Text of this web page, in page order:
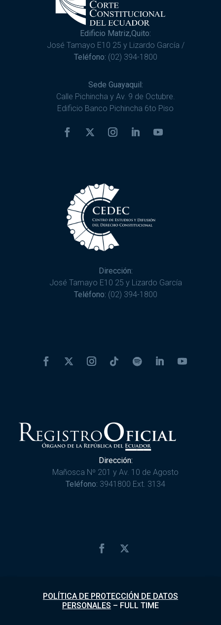
Edificio Matriz,Quito:
José Tamayo E10 25 y Lizardo García /
Teléfono: (02) 394-1800
Sede Guayaquil:
Calle Pichincha y Av. 9 de Octubre.
Edificio Banco Pichincha 6to Piso
Dirección:
José Tamayo E10 25 y Lizardo García
Teléfono: (02) 394-1800
Dirección:
Mañosca Nº 201 y Av. 10 de Agosto
Teléfono: 3941800 Ext. 3134
POLÍTICA DE PROTECCIÓN DE DATOS
PERSONALES – FULL TIME